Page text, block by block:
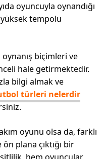
oyuncuyla oynandığı
tempolu
biçimleri ve
hale getirmektedir.
bilgi almak ve
türleri nelerdir
oyunu olsa da, farklı
plana çıktığı bir